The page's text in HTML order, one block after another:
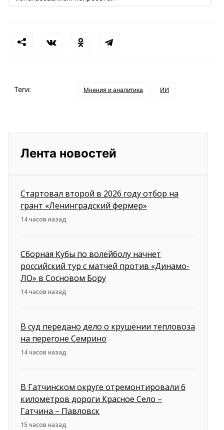
Теги: Мнения и аналитика ИИ
Лента новостей
Стартовал второй в 2026 году отбор на
грант «Ленинградский фермер»
14 часов назад
Сборная Кубы по волейболу начнет
российский тур с матчей против «Динамо-
ЛО» в Сосновом Бору
14 часов назад
В суд передано дело о крушении тепловоза
на перегоне Семрино
14 часов назад
В Гатчинском округе отремонтировали 6
километров дороги Красное Село –
Гатчина – Павловск
15 часов назад